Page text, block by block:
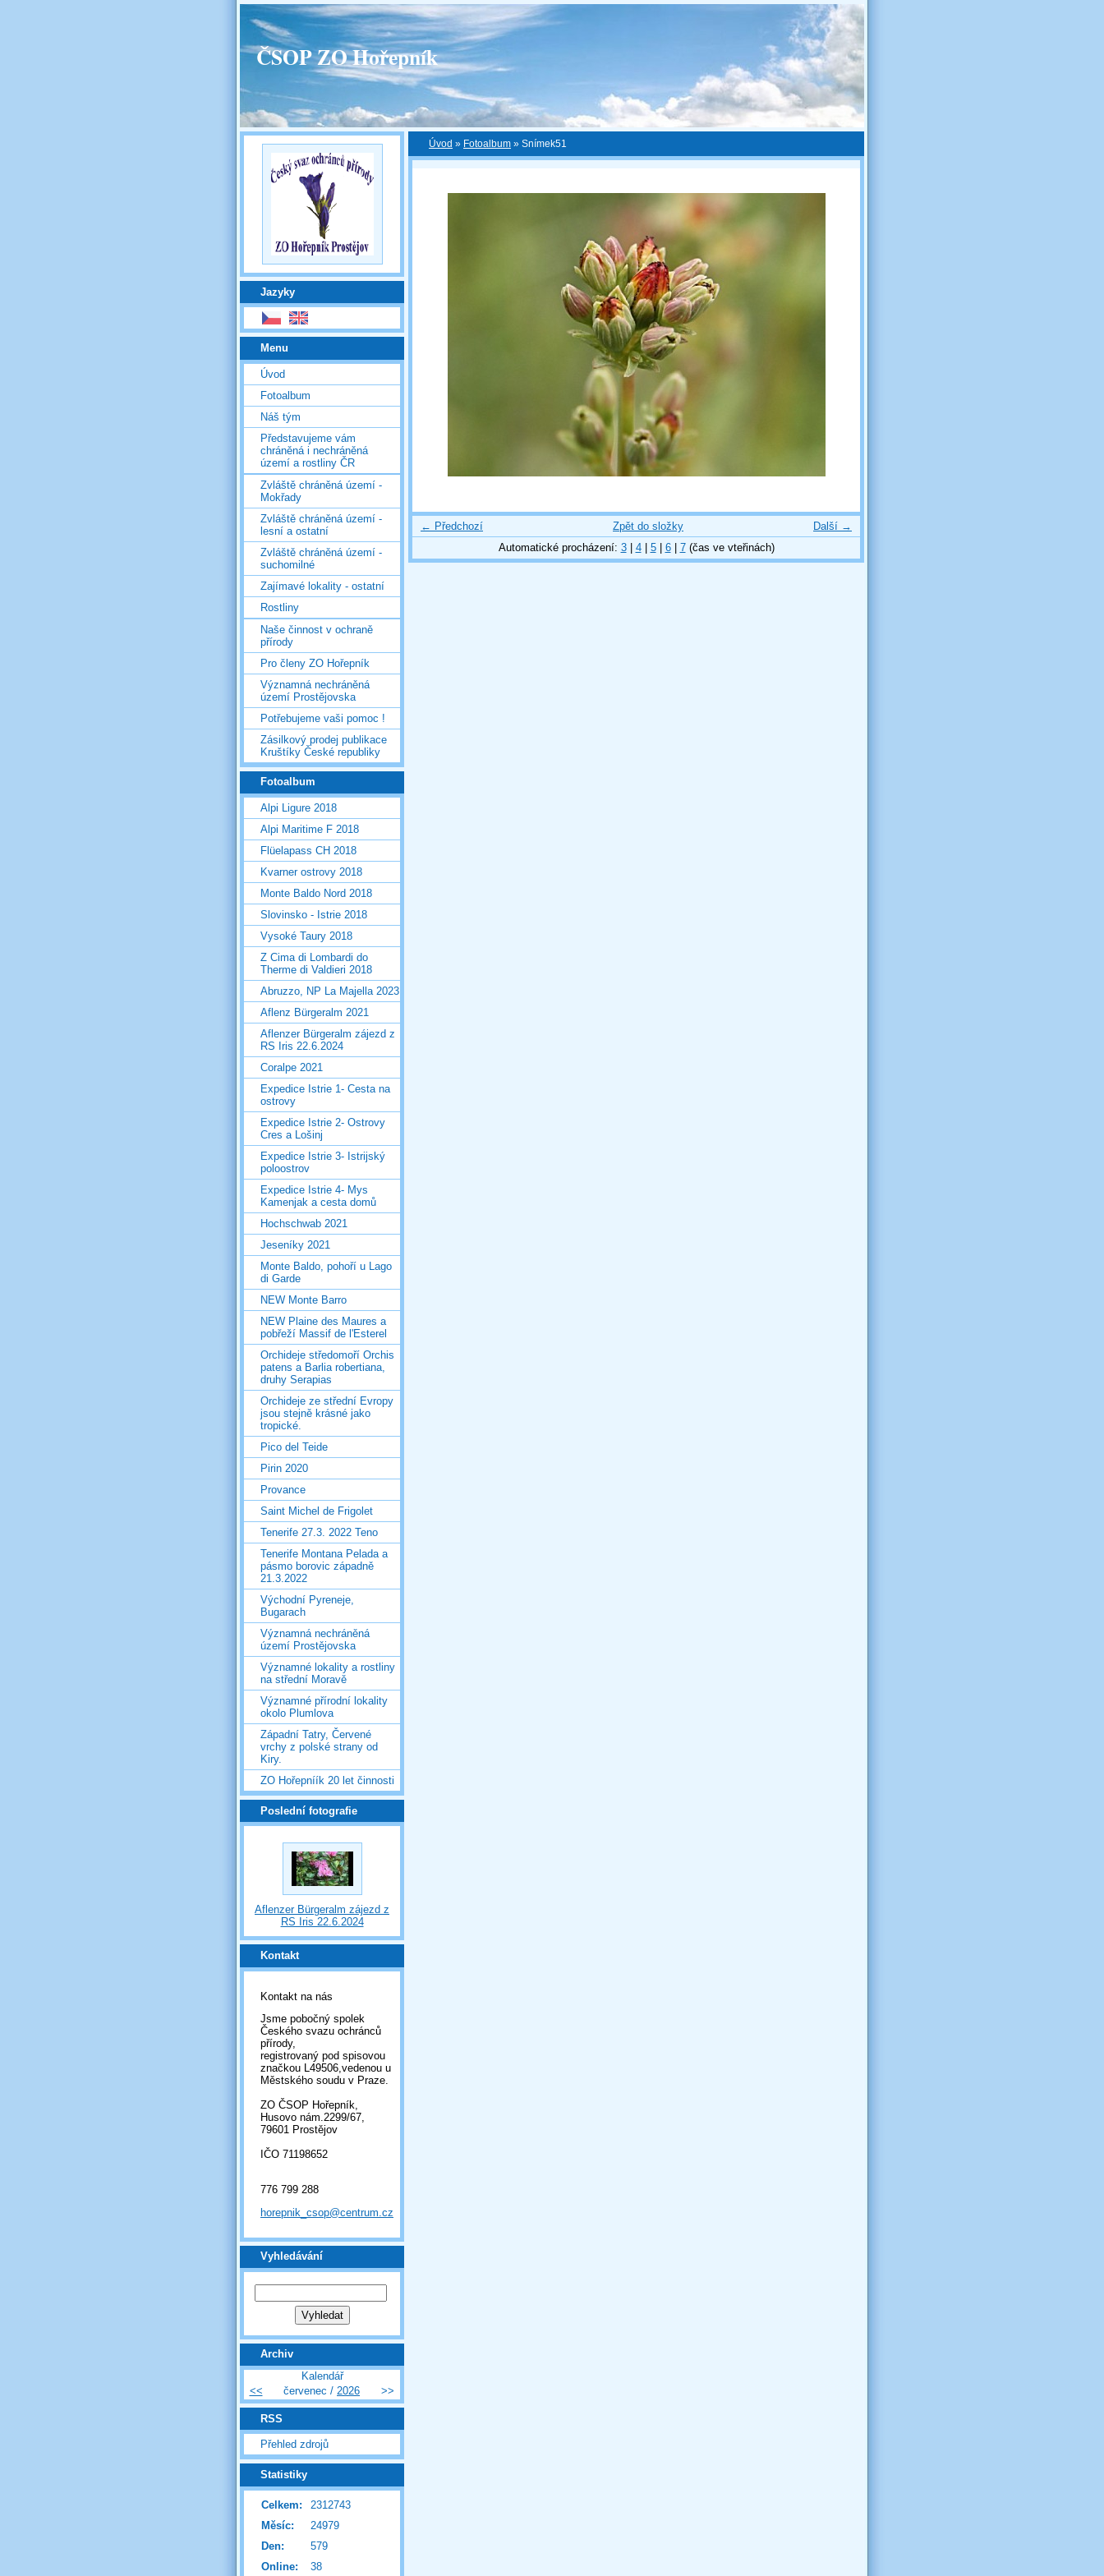
ČSOP ZO Hořepník
Úvod » Fotoalbum » Snímek51
← Předchozí Další →
Zpět do složky
Automatické procházení: 3| 4| 5| 6| 7(čas ve vteřinách)
Jazyky
Menu
Úvod
Fotoalbum
Náš tým
Představujeme vám
chráněná i nechráněná
území a rostliny ČR
Zvláště chráněná území -
Mokřady
Zvláště chráněná území -
lesní a ostatní
Zvláště chráněná území -
suchomilné
Zajímavé lokality - ostatní
Rostliny
Naše činnost v ochraně
přírody
Pro členy ZO Hořepník
Významná nechráněná
území Prostějovska
Potřebujeme vaši pomoc !
Zásilkový prodej publikace
Kruštíky České republiky
Fotoalbum
Alpi Ligure 2018
Alpi Maritime F 2018
Flüelapass CH 2018
Kvarner ostrovy 2018
Monte Baldo Nord 2018
Slovinsko - Istrie 2018
Vysoké Taury 2018
Z Cima di Lombardi do
Therme di Valdieri 2018
Abruzzo, NP La Majella 2023
Aflenz Bürgeralm 2021
Aflenzer Bürgeralm zájezd z
RS Iris 22.6.2024
Coralpe 2021
Expedice Istrie 1- Cesta na
ostrovy
Expedice Istrie 2- Ostrovy
Cres a Lošinj
Expedice Istrie 3- Istrijský
poloostrov
Expedice Istrie 4- Mys
Kamenjak a cesta domů
Hochschwab 2021
Jeseníky 2021
Monte Baldo, pohoří u Lago
di Garde
NEW Monte Barro
NEW Plaine des Maures a
pobřeží Massif de l'Esterel
Orchideje středomoří Orchis
patens a Barlia robertiana,
druhy Serapias
Orchideje ze střední Evropy
jsou stejně krásné jako
tropické.
Pico del Teide
Pirin 2020
Provance
Saint Michel de Frigolet
Tenerife 27.3. 2022 Teno
Tenerife Montana Pelada a
pásmo borovic západně
21.3.2022
Východní Pyreneje,
Bugarach
Významná nechráněná
území Prostějovska
Významné lokality a rostliny
na střední Moravě
Významné přírodní lokality
okolo Plumlova
Západní Tatry, Červené
vrchy z polské strany od
Kiry.
ZO Hořepníík 20 let činnosti
Poslední fotografie
Aflenzer Bürgeralm zájezd z
RS Iris 22.6.2024
Kontakt
Kontakt na nás
Jsme pobočný spolek
Českého svazu ochránců
přírody,
registrovaný pod spisovou
značkou L49506,vedenou u
Městského soudu v Praze.
ZO ČSOP Hořepník,
Husovo nám.2299/67,
79601 Prostějov
IČO 71198652
776 799 288
horepnik_csop@centrum.cz
Vyhledávání
Archiv
Kalendář
<<
červenec / 2026 >>
RSS
Přehled zdrojů
Statistiky
Online: 38
Celkem:
2312743
Měsíc:
24979
Den:
579